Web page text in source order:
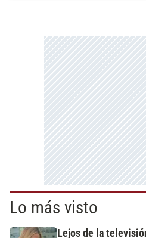
Lo más visto
Lejos de la